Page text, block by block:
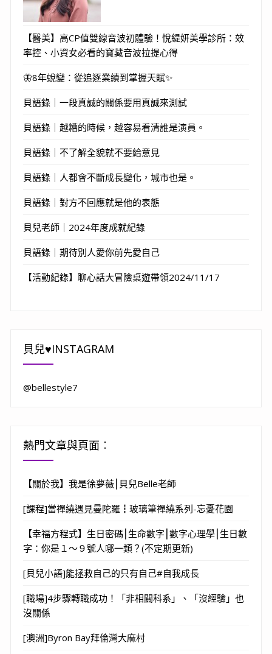
【醫美】高CP值雙線音波初體驗！悅緹妍美學診所：效
率控、小資女必看的寶藏音波拉提心得
🦋8年蛻變：從追逐業績到掌握天賦✨
貝語錄｜一段真誠的關係要用真誠來測試
貝語錄｜越糟的時候，越容易看清誰是演員。
貝語錄｜不了解全貌就不要給意見
貝語錄｜人都會不斷成長變化，城市也是。
貝語錄｜對方不回應就是他的表態
貝兒老師｜2024年度成就紀錄
貝語錄｜期待別人愛你前先愛自己
【活動紀錄】聊心話大冒險桌遊帶領2024/11/17
貝兒♥INSTAGRAM
@bellestyle7
熱門文章與頁面︰
【關於我】我是徐夢薇⎮貝兒Belle老師
[課程]當禪繞遇見曼陀羅┇玻璃筆禪繞系列-忘憂花園
【幸福方程式】生日密碼⎮生命數字⎮數字心理學⎮生日數
字：你是１～９號人哪一類？(不定期更新)
[貝兒小語]能拯救自己的只有自己#自我成長
[職場]4步驟轉職成功！「非相關科系」、「沒經驗」也
沒關係
[澳洲]Byron Bay拜倫灣大麻村